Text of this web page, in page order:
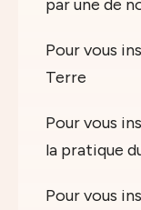
par une de
Pour vous
Terre
Pour vous
la pratique
Pour vous